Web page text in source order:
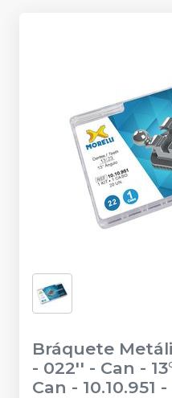
Bráquete
- 022'' - Can -
Can - 10.10.951 -